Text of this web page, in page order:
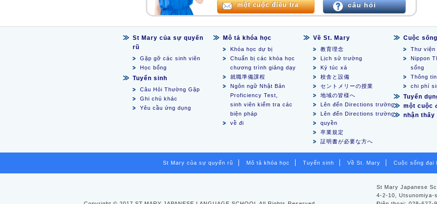
một cuộc điều tra câu hỏi
St Mary của sự quyến
rũ
Gặp gỡ các sinh viên
Học bổng
Tuyển sinh
Câu Hỏi Thường Gặp
Ghi chú khác
Yêu cầu ứng dụng
Mô tả khóa học
Khóa học dự bị
Chuẩn bị các khóa học
chương trình giảng dạy
就職準備課程
Ngôn ngữ Nhật Bản
Proficiency Test,
sinh viên kiểm tra các
biện pháp
về đi
Về St. Mary
教育理念
Lịch sử trường
Ký túc xá
校舎と設備
セントメリーの授業
地域の皆様へ
Lên đến Directions trường
Lên đến Directions trường
quyền
卒業規定
証明書が必要な方へ
Cuộc
Thư viện
Nippon
sống
Thông
chi phí
Tuyển
một cuộc
nhận thấy
St Mary của sự quyến rũ Mô tả khóa học Tuyển sinh Về St. Mary Cuộc sống đại
St Mary Japanese
4-2-10, Utsunomiya-